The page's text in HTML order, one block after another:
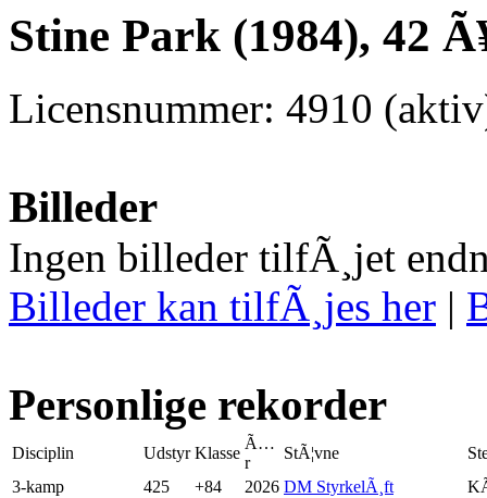
Stine Park (1984), 42
Licensnummer: 4910
Billeder
Ingen billeder tilfÃ¸jet
Billeder kan tilfÃ¸jes her |
Personlige rekorder
Disciplin Udstyr Klasse
Ã…
r
StÃ¦vne
3-kamp
425 +84 2026 DM StyrkelÃ¸ft